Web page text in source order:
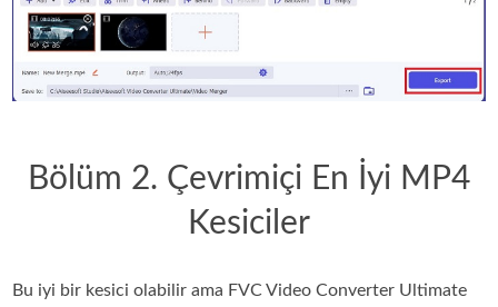
Bölüm 2. Çevrimiçi En İyi MP4
Kesiciler
Bu iyi bir kesici olabilir ama FVC Video Converter Ultimate